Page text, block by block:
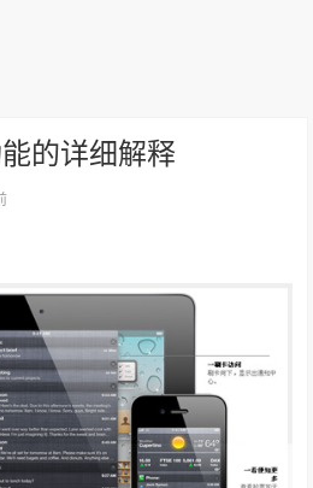
的详细解释